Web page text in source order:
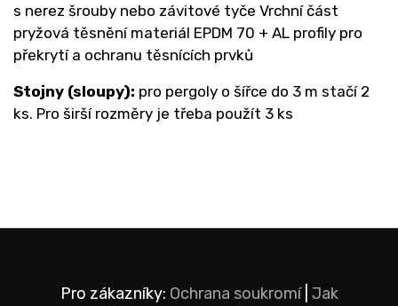
s nerez šrouby nebo závitové tyče Vrchní část
pryžová těsnění materiál EPDM 70 + AL profily pro
překrytí a ochranu těsnících prvků
Stojny (sloupy): pro pergoly o šířce do 3 m stačí 2
ks. Pro širší rozměry je třeba použít 3 ks
Pro zákazníky: Ochrana soukromí| Jak